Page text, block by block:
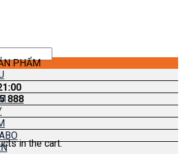
888
in the cart.
PHẨM